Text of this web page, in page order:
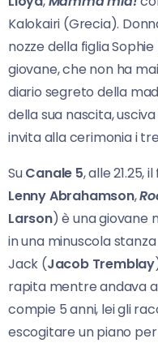
Kalokairi (Grecia).
nozze della figlia Sophie
giovane, che non ha
diario segreto della
della sua nascita,
invita alla cerimonia i
SuCanale 5, alle 21.25,
Lenny Abrahamson,
Larson) è una giovane
in una minuscola
Jack (Jacob Tremblay
rapita mentre andava
compie 5 anni, lei gli
escogitare un piano